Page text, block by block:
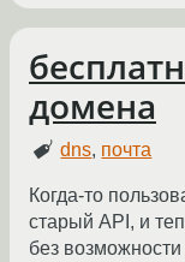
домена
dns, почта
Когда-то
старый API, и
без